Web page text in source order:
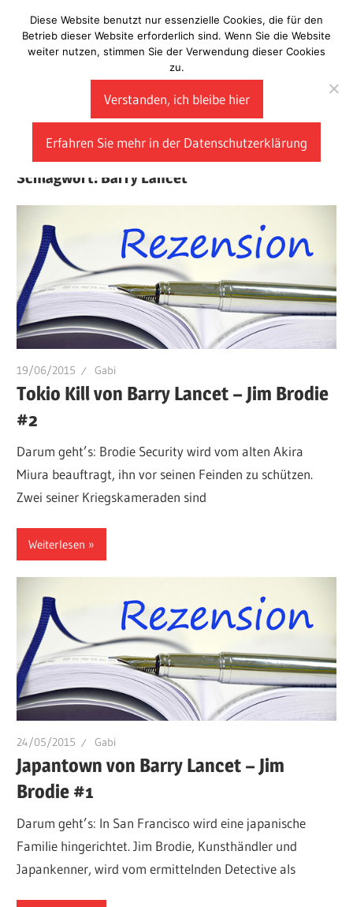
Inhalt
springen
Laberladen
Schlagwort: Barry Lancet
19/06/2015 Gabi
Tokio Kill von Barry Lancet – Jim Brodie
#2
Darum geht’s: Brodie Security wird vom alten Akira
Miura beauftragt, ihn vor seinen Feinden zu schützen.
Zwei seiner Kriegskameraden sind
Weiterlesen
24/05/2015 Gabi
Japantown von Barry Lancet – Jim
Brodie #1
Darum geht’s: In San Francisco wird eine japanische
Familie hingerichtet. Jim Brodie, Kunsthändler und
Japankenner, wird vom ermittelnden Detective als
Diese Website benutzt nur essenzielle Cookies, die für den
Betrieb dieser Website erforderlich sind. Wenn Sie die Website
weiter nutzen, stimmen Sie der Verwendung dieser Cookies
zu.
Verstanden, ich bleibe hier
Erfahren Sie mehr in der Datenschutzerklärung